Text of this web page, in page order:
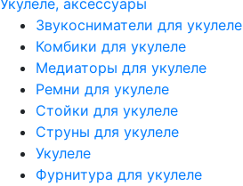
Укулеле, аксессуары
Звукосниматели для укулеле
Комбики для укулеле
Медиаторы для укулеле
Ремни для укулеле
Стойки для укулеле
Струны для укулеле
Укулеле
Фурнитура для укулеле